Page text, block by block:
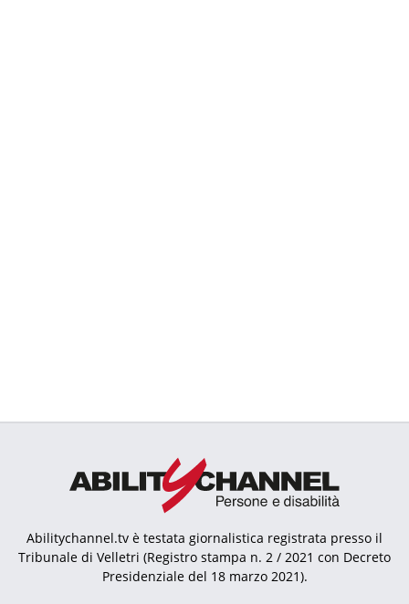
Abilitychannel.tv è testata giornalistica registrata presso il
Tribunale di Velletri (Registro stampa n. 2 / 2021 con Decreto
Presidenziale del 18 marzo 2021).